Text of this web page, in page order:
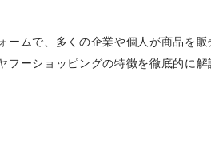
ムで、多くの企業や個人が商品を
ーショッピングの特徴を徹底的に